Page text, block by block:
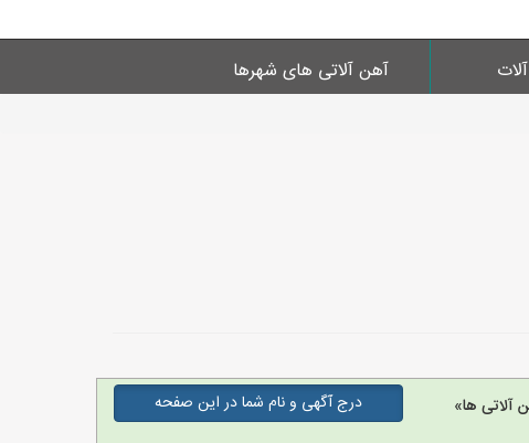
آهن آلاتی های شهرها
آلاتی ها»
درج آگهی و نام شما در این صفحه